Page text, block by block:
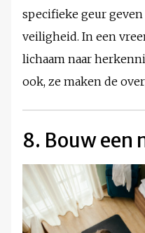
specifieke geur
veiligheid. In een
lichaam naar
ook, ze maken de
8. Bouw